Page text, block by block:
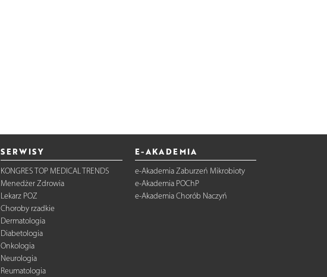
SERWISY
KONGRES TOP MEDICAL TRENDS
Menedżer Zdrowia
Lekarz POZ
Choroby rzadkie
Dermatologia
Diabetologia
Onkologia
Neurologia
Reumatologia
E-AKADEMIA
e-Akademia Zaburzeń Mikrobioty
e-Akademia POChP
e-Akademia Chorób Naczyń